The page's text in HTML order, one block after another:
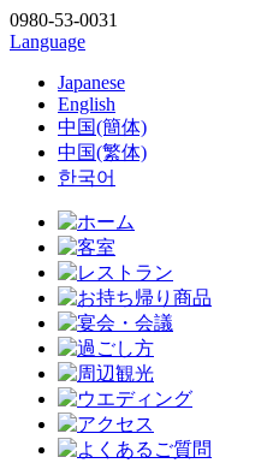
0980-53-0031
Language
Japanese
English
中国(簡体)
中国(繁体)
한국어